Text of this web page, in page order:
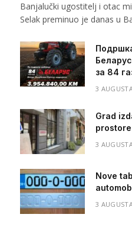
Banjalučki ugostitelj i otac
Selak preminuo je danas u
за 84
3
Grad
prostore
3
Nove
3